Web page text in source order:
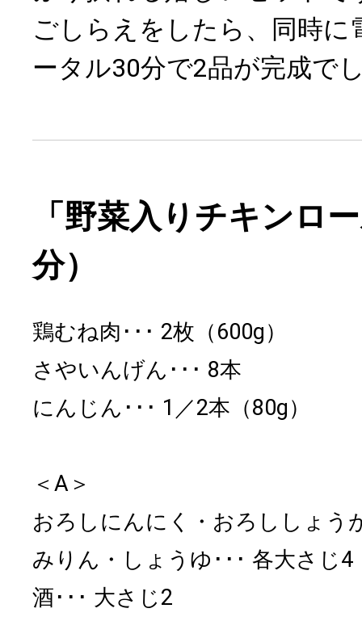
ごしらえをしたら、同時に
ータル30分で2品が完成で
「野菜入りチキンロ
分）
鶏むね肉
2枚（600g）
さやいんげん
8本
にんじん
1／2本（80g）
＜A＞
おろしにんにく・おろししょう
みりん・しょうゆ
各大さじ4
酒
大さじ2